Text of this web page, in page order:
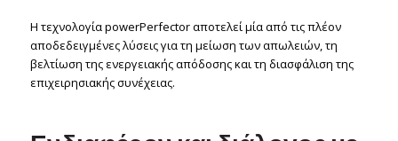
Η τεχνολογία powerPerfector αποτελεί μία από τις πλέον
αποδεδειγμένες λύσεις για τη μείωση των απωλειών, τη
βελτίωση της ενεργειακής απόδοσης και τη διασφάλιση της
επιχειρησιακής συνέχειας.